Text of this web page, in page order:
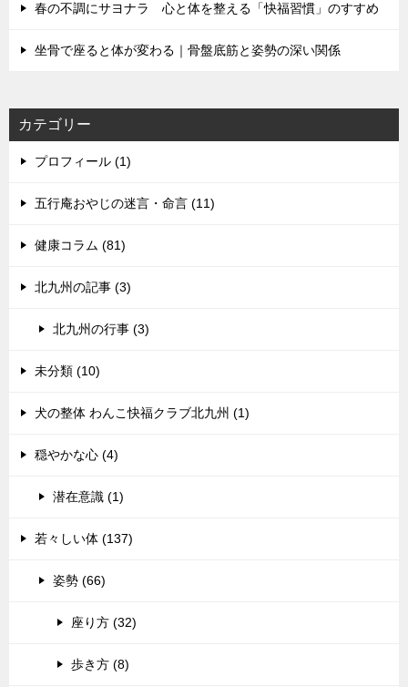
春の不調にサヨナラ 心と体を整える「快福習慣」のすすめ
坐骨で座ると体が変わる｜骨盤底筋と姿勢の深い関係
カテゴリー
プロフィール (1)
五行庵おやじの迷言・命言 (11)
健康コラム (81)
北九州の記事 (3)
北九州の行事 (3)
未分類 (10)
犬の整体 わんこ快福クラブ北九州 (1)
穏やかな心 (4)
潜在意識 (1)
若々しい体 (137)
姿勢 (66)
座り方 (32)
歩き方 (8)